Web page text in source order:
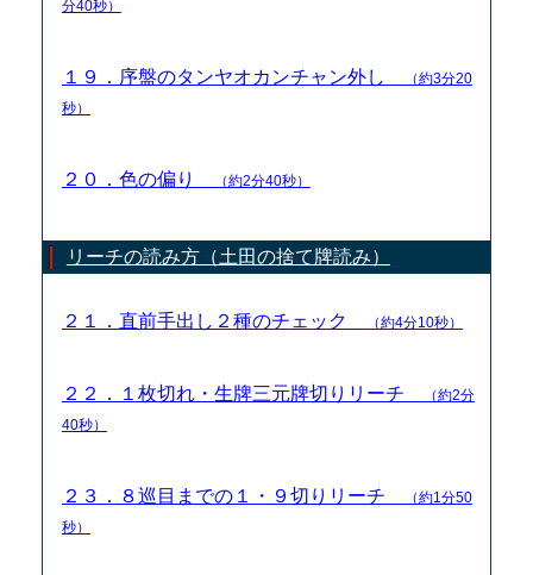
分40秒）
１９．序盤のタンヤオカンチャン外し
（約3分20
秒）
２０．色の偏り （約2分40秒）
リーチの読み方（土田の捨て牌読み）
２１．直前手出し２種のチェック （約4分10秒）
２２．１枚切れ・生牌三元牌切りリーチ
（約2分
40秒）
２３．８巡目までの１・９切りリーチ
（約1分50
秒）